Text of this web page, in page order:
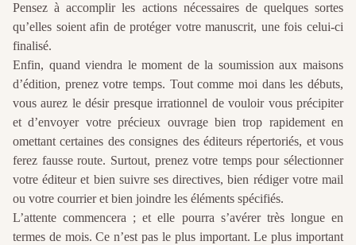
Pensez à accomplir les actions nécessaires de quelques sortes
qu’elles soient afin de protéger votre manuscrit, une fois celui-ci
finalisé.
Enfin, quand viendra le moment de la soumission aux maisons
d’édition, prenez votre temps. Tout comme moi dans les débuts,
vous aurez le désir presque irrationnel de vouloir vous précipiter
et d’envoyer votre précieux ouvrage bien trop rapidement en
omettant certaines des consignes des éditeurs répertoriés, et vous
ferez fausse route. Surtout, prenez votre temps pour sélectionner
votre éditeur et bien suivre ses directives, bien rédiger votre mail
ou votre courrier et bien joindre les éléments spécifiés.
L’attente commencera ; et elle pourra s’avérer très longue en
termes de mois. Ce n’est pas le plus important. Le plus important